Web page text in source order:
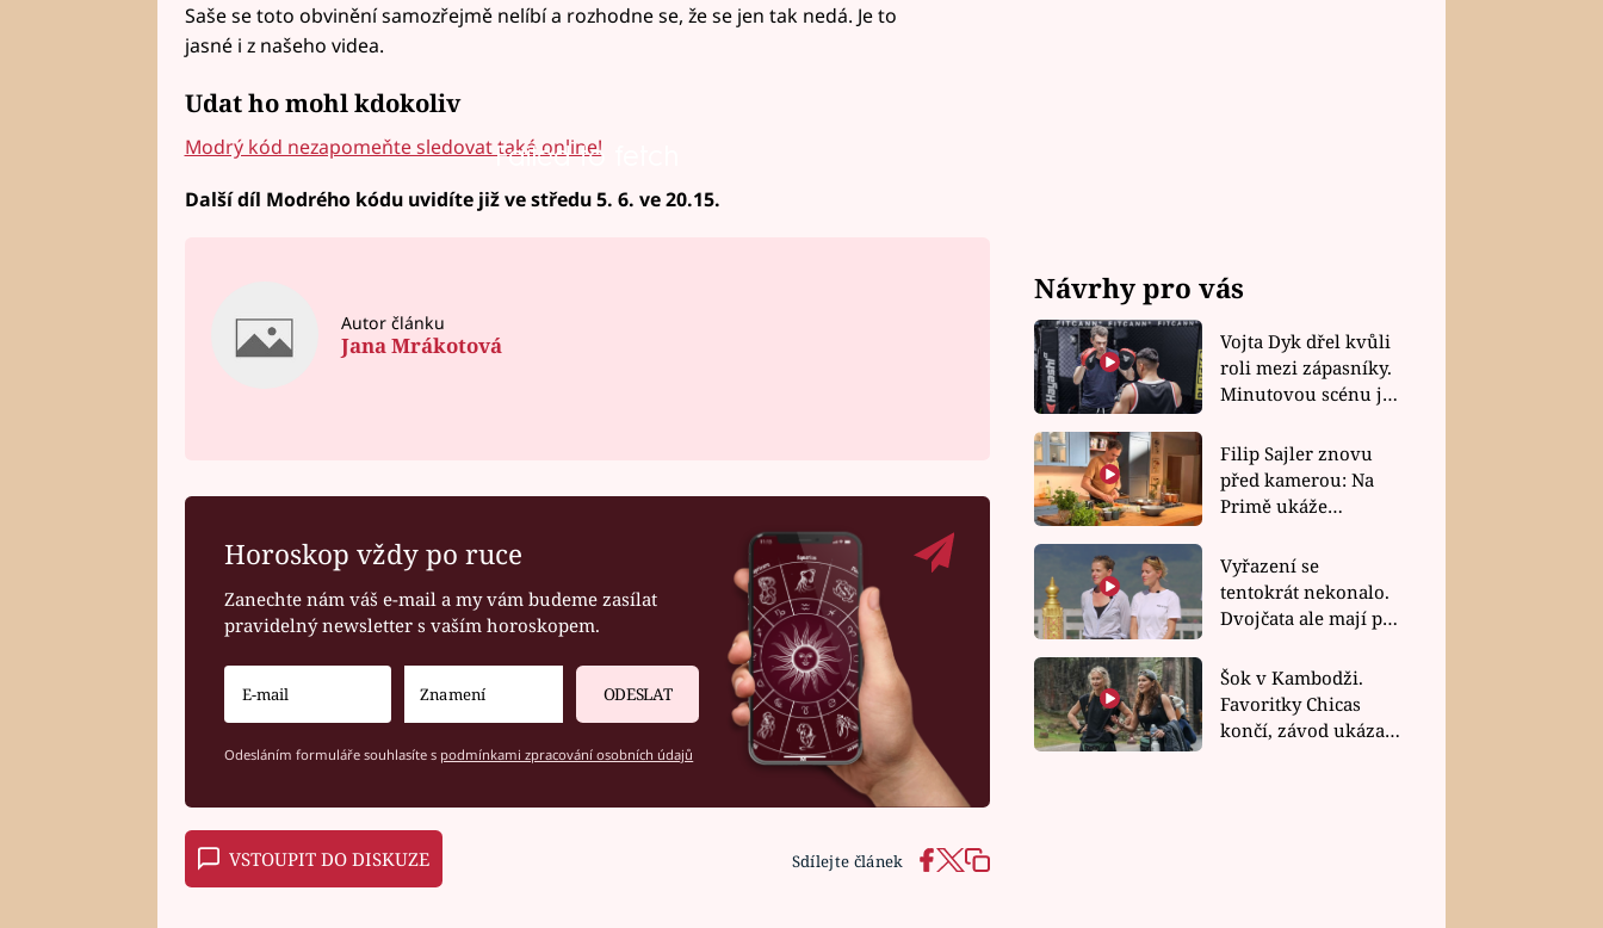
Saše se toto obvinění samozřejmě nelíbí a rozhodne se, že se jen tak nedá. Je to
jasné i z našeho videa.
Udat ho mohl kdokoliv
Failed to fetch
Modrý kód nezapomeňte sledovat také online!
Další díl Modrého kódu uvidíte již ve středu 5. 6. ve 20.15.
Autor článku
Jana Mrákotová
Horoskop vždy po ruce
Zanechte nám váš e-mail a my vám budeme zasílat
pravidelný newsletter s vaším horoskopem.
ODESLAT
Odesláním formuláře souhlasíte s podmínkami zpracování osobních údajů
VSTOUPIT DO DISKUZE Sdílejte článek
Návrhy pro vás
Vojta Dyk dřel kvůli
roli mezi zápasníky.
Minutovou scénu jel
Filip Sajler znovu
před kamerou: Na
Primě ukáže
rychlé recepty
Vyřazení se
tentokrát nekonalo.
Dvojčata ale mají po
závodu nůž na krku
Šok v Kambodži.
Favoritky Chicas
končí, závod ukázal